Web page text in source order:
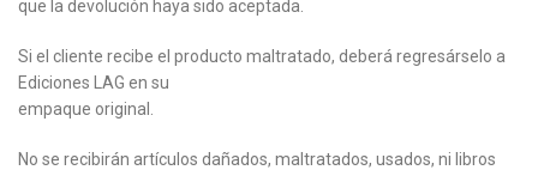
que la devolución haya sido aceptada.
Si el cliente recibe el producto maltratado, deberá regresárselo a
Ediciones LAG en su
empaque original.
No se recibirán artículos dañados, maltratados, usados, ni libros